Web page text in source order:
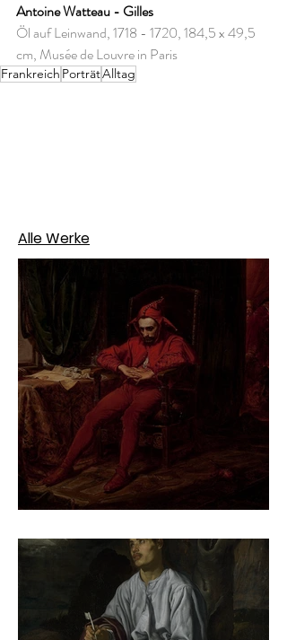
Antoine Watteau - Gilles
Öl auf Leinwand, 1718 - 1720, 184,5 x 49,5
cm, Musée de Louvre in Paris
Frankreich PorträtAlltag
Alle Werke